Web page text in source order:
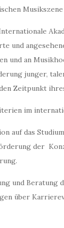
und
und an
junger,
Zeitpunkt
im
auf das
der
und Beratung
über